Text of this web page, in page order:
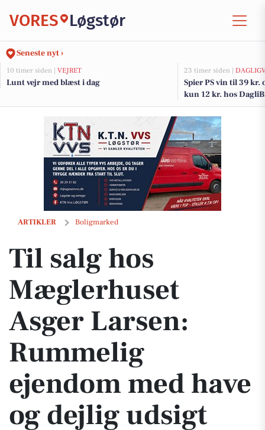
VORES Løgstør
Seneste nyt ›
10 timer siden | VEJRET
Lunt vejr med blæst i dag
23 timer siden |
Spier PS vin til 39
kun 12 kr. hos
ARTIKLER Boligmarked
Til salg hos Mæglerhuset Asger Larsen: Rummelig ejendom med
Til salg hos
Mæglerhuset
Asger Larsen:
Rummelig
ejendom med have
og dejlig udsigt